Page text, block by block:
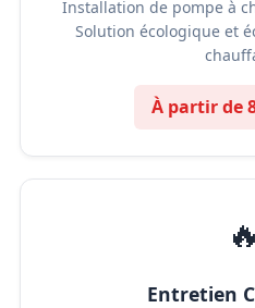
Installation de pompe à
Solution écologique et
À partir de
🔥
Entretien